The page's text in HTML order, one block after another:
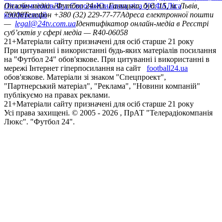
Ліга чемпіонівЛіга ЄвропиЮнацька ліга УЄФАЛіга
конференцій
Онлайн-медіа «Футбол 24»пл. Галицька, буд. 15, м. Львів,
79008Телефон +380 (32) 229-77-77Адреса електронної пошти
— legal@24tv.com.uaІдентифікатор онлайн-медіа в Реєстрі
суб’єктів у сфері медіа — R40-06058
21+Матеріали сайту призначені для осіб старше 21 року
При цитуванні і використанні будь-яких матеріалів посилання
на "Футбол 24" обов'язкове. При цитуванні і використанні в
мережі Інтернет гіперпосилання на сайт
football24.ua
обов'язкове. Матеріали зі знаком "Спецпроект",
"Партнерський матеріал", "Реклама", "Новини компаній"
публікуємо на правах реклами.
21+Матеріали сайту призначені для осіб старше 21 року
Усi права захищенi. © 2005 - 2026 , ПрАТ "Телерадіокомпанія
Люкс". "Футбол 24".